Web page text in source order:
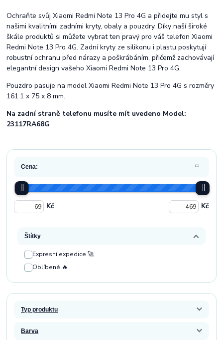
Ochraňte svůj Xiaomi Redmi Note 13 Pro 4G a přidejte mu styl s
našimi kvalitními zadními kryty, obaly a pouzdry. Díky naší široké
škále produktů si můžete vybrat ten pravý pro váš telefon Xiaomi
Redmi Note 13 Pro 4G. Zadní kryty ze silikonu i plastu poskytují
robustní ochranu před nárazy a poškrábáním, přičemž zachovávají
elegantní design vašeho Xiaomi Redmi Note 13 Pro 4G.
Pouzdro pasuje na model Xiaomi Redmi Note 13 Pro 4G s rozměry
161.1 x 75 x 8 mm.
Na zadní straně telefonu musíte mít uvedeno Model:
23117RA68G
Cena:
Kč Kč
Štítky
Expresní expedice 🚀
Oblíbené 🔥
Typ produktu
Barva